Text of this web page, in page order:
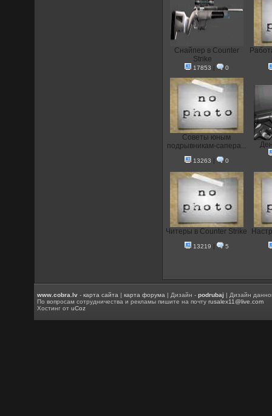
Снайпер в Counter
Strike
17853 | 0
Советы юным
подрывникам-сапера...
13263 | 0
Читеры в Counter Strike
13219 | 5
www.cobra.lv -карта сайта |карта форума | Дизайн -podrubaj | Дизайн
По вопросам сотрудничества и рекламы пишите на почтуrusalex11@live.com
Хостинг отuCoz